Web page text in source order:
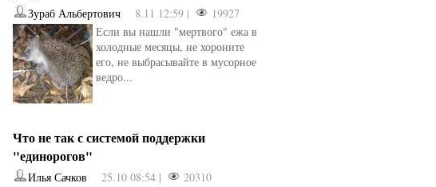
Зураб Альбертович 8.11 12:59 |
19927
Если вы нашли "мертвого" ежа в
холодные месяцы, не хороните
его, не выбрасывайте в мусорное
ведро...
Что не так с системой поддержки
"единорогов"
Илья Сачков 25.10 08:54 |
20310